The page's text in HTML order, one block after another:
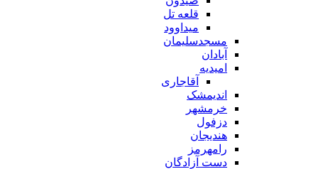
قلعه تل
میداوود
مسجدسلیمان
آبادان
امیدیه
آقاجاری
اندیمشک
خرمشهر
دزفول
هندیجان
رامهرمز
دست آزادگان